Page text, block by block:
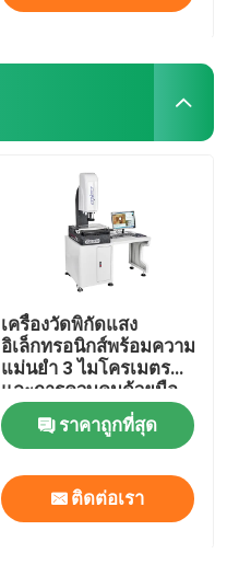
เครื่องวัดพิกัดแสง
อิเล็กทรอนิกส์พร้อมความ
แม่นยำ 3 ไมโครเมตร
และการควบคุมด้วยมือ
สำหรับการวัดความ
แม่นยำ ราคาถูกที่สุด
ติดต่อเรา